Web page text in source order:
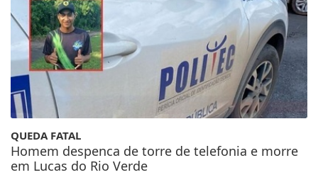
QUEDA FATAL
Homem despenca de torre de telefonia e morre
em Lucas do Rio Verde